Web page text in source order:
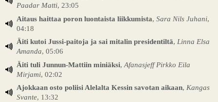
Paadar Matti, 23:05
Aitaus haittaa poron luontaista liikkumista, Sara Nils Juhani,
04:18
Äiti kutoi Jussi-paitoja ja sai mitalin presidentiltä, Linna Elsa
Amanda, 05:06
Äiti tuli Junnun-Mattiin miniäksi, Afanasjeff Pirkko Eila
Mirjami, 02:02
Ajokkaan osto poliisi Alelalta Kessin savotan aikaan, Kangas
Svante, 13:32